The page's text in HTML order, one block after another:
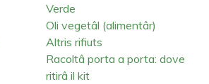
Verde
Oli vegetâl (alimentâr)
Altris rifiuts
Racoltâ porta a porta: dove
ritirâ il kit